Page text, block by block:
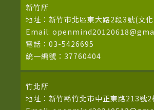
新竹所
地址：新竹市北區東大路2段3號(文
Email:
電話：03-5426695
統一編號：37760404
竹北所
地址：新竹縣竹北市中正東路213號2